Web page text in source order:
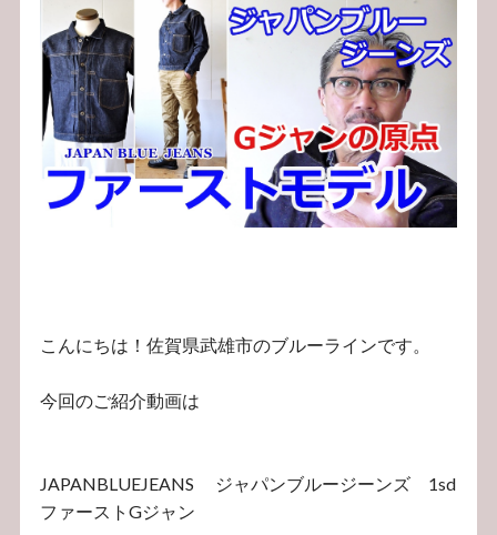
こんにちは！佐賀県武雄市のブルーラインです。
今回のご紹介動画は
JAPANBLUEJEANS ジャパンブルージーンズ 1sd
ファーストGジャン